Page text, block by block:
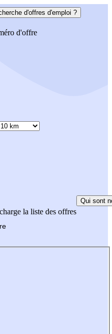
d'offres d'emploi ?
d'offre
la liste des offres
Qui sont